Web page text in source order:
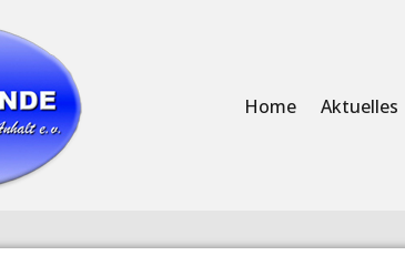
Home Aktuelles